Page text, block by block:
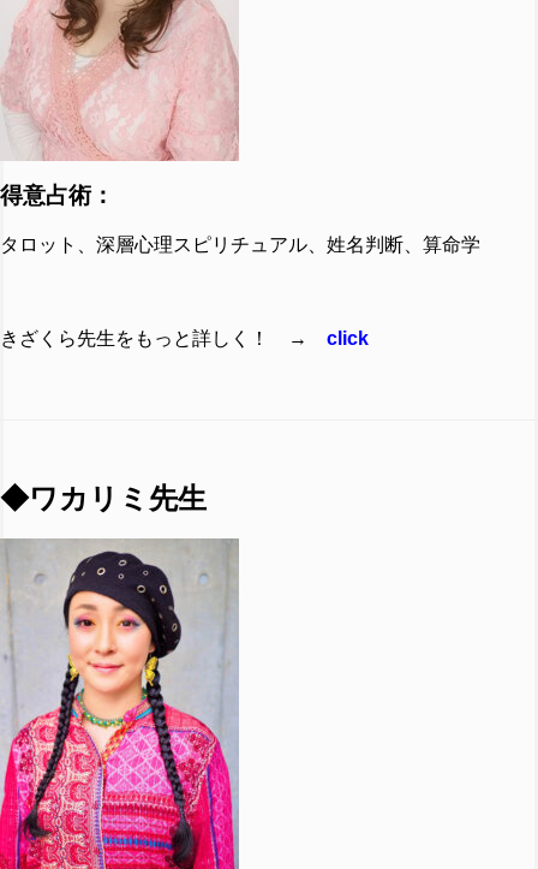
得意占術：
タロット、深層心理スピリチュアル、姓名判断、算命学
きざくら先生をもっと詳しく！ → click
◆ワカリミ先生